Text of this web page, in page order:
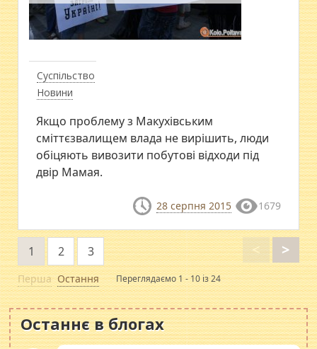
Суспільство
Новини
Якщо проблему з Макухівським
сміттєзвалищем влада не вирішить, люди
обіцяють вивозити побутові відходи під
двір Мамая.
28 серпня 2015 1679
Перша
<
1 2 3 >
Остання Переглядаємо 1 - 10 із 24
Останнє в блогах